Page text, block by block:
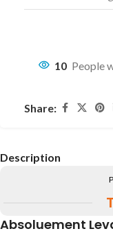
10 People
Share:
Description
Absoluement